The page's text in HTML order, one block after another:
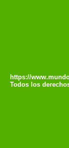
https://
Todos los